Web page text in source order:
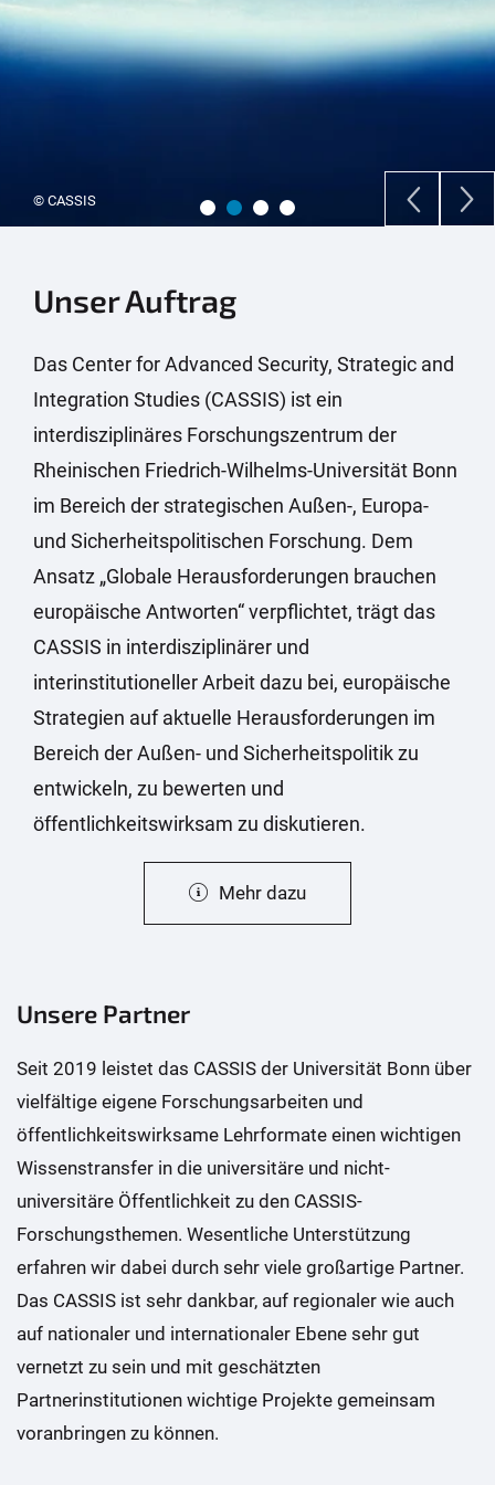
© Colourbox
Unser Auftrag
Das Center for Advanced Security, Strategic and
Integration Studies (CASSIS) ist ein
interdisziplinäres Forschungszentrum der
Rheinischen Friedrich-Wilhelms-Universität Bonn
im Bereich der strategischen Außen-, Europa-
und Sicherheitspolitischen Forschung. Dem
Ansatz „Globale Herausforderungen brauchen
europäische Antworten“ verpflichtet, trägt das
CASSIS in interdisziplinärer und
interinstitutioneller Arbeit dazu bei, europäische
Strategien auf aktuelle Herausforderungen im
Bereich der Außen- und Sicherheitspolitik zu
entwickeln, zu bewerten und
öffentlichkeitswirksam zu diskutieren.
Mehr dazu
Unsere Partner
Seit 2019 leistet das CASSIS der Universität Bonn über
vielfältige eigene Forschungsarbeiten und
öffentlichkeitswirksame Lehrformate einen wichtigen
Wissenstransfer in die universitäre und nicht-
universitäre Öffentlichkeit zu den CASSIS-
Forschungsthemen. Wesentliche Unterstützung
erfahren wir dabei durch sehr viele großartige Partner.
Das CASSIS ist sehr dankbar, auf regionaler wie auch
auf nationaler und internationaler Ebene sehr gut
vernetzt zu sein und mit geschätzten
Partnerinstitutionen wichtige Projekte gemeinsam
voranbringen zu können.